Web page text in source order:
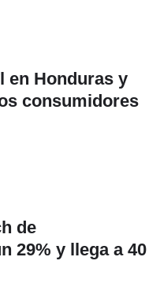
en Honduras y
consumidores
de
29% y llega a 40